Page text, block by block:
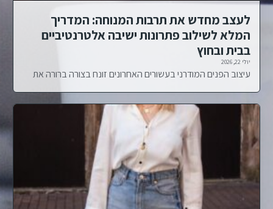
לעצב מחדש את תרבות המנוחה: המדריך
המלא לשילוב פתרונות ישיבה אלטרנטיביים
בבית ובחוץ
יולי 22, 2026
עיצוב הפנים המודרני בעשורים האחרונים זונח בצורה ברורה את